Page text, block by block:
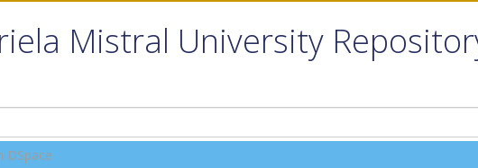
Mistral University
DSpace